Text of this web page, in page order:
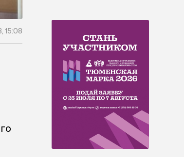
15:08